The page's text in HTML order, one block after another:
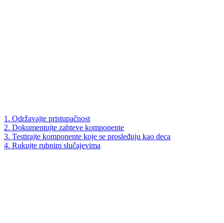
1. Održavajte pristupačnost
2. Dokumentujte zahteve komponente
3. Testirajte komponente koje se prosleđuju kao deca
4. Rukujte rubnim slučajevima